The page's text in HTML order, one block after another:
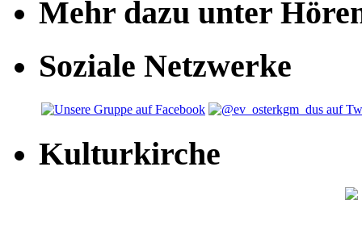
Mehr dazu unter
Soziale Netzwerke
Kulturkirche